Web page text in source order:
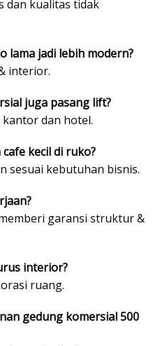
dan kualitas tidak
lama jadi lebih modern?
interior.
juga pasang lift?
dan hotel.
kecil di ruko?
sesuai kebutuhan bisnis.
garansi struktur &
interior?
ruang.
gedung komersial 500